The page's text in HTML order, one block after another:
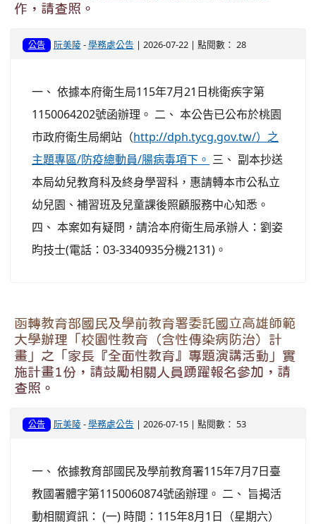
作，請查照。
公告 阮美陵-學務處公告 | 2026-07-22 | 點閱數： 28
一、 依據本府衛生局115年7月21日桃衛疾字第
1150064202號函辦理。 二、 本公告已公布於桃園
市政府衛生局網站（http://dph.tycg.gov.tw/）之
主題專區/防疫總動員/腸病毒項下。 三、 副本抄送
本局幼兒教育科及終身學習科，惠請轉本市公私立
幼兒園、補習班及兒童課後照顧服務中心知悉。
四、 本案如有疑問，請洽本府衛生局承辦人：劉姿
昀技士(電話：03-3340935分機2131)。
函轉教育部國民及學前教育署委託國立高雄師範
大學辦理「校園性教育（含性傳染病防治）計
畫」之「家長『全面性教育』專題演講活動」實
施計畫1份，請鼓勵相關人員踴躍報名參加，請
查照。
公告 阮美陵-學務處公告 | 2026-07-15 | 點閱數： 53
一、 依據教育部國民及學前教育署115年7月7日臺
教國署體字第1150060874號函辦理。 二、 旨揭活
動相關資訊： (一) 時間：115年8月1日（星期六）